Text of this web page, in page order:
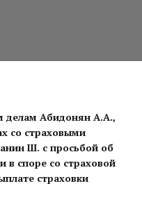
делам Абидонян А.А.,
со страховыми
Ш. с просьбой об
споре со страховой
страховки